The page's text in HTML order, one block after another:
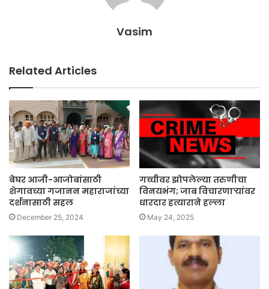
Vasim
Related Articles
बेघर आजी-आजोबांसाठी
शेगावच्या गजानन महाराजांच्या
दर्शनासाठी सहल
December 25, 2024
गच्चीवर झोपलेल्या तरुणीचा
विनयभंग; जाब विचारणाऱ्यांवर
धारदार हत्याराने हल्ला
May 24, 2025